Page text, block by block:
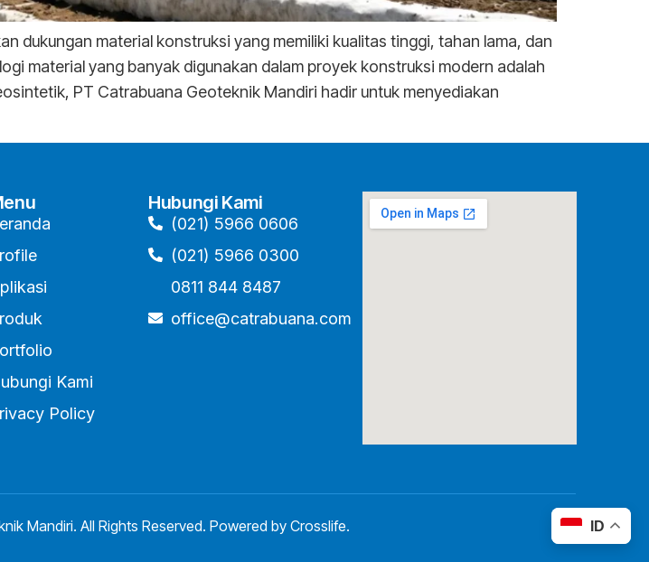
dukungan material konstruksi yang memiliki kualitas tinggi, tahan lama, dan
material yang banyak digunakan dalam proyek konstruksi modern adalah
PT Catrabuana Geoteknik Mandiri hadir untuk menyediakan
Kami
Policy
Hubungi Kami
(021) 5966 0606
(021) 5966 0300
0811 844 8487
office@catrabuana.com
Mandiri. All Rights Reserved. Powered by Crosslife. ID